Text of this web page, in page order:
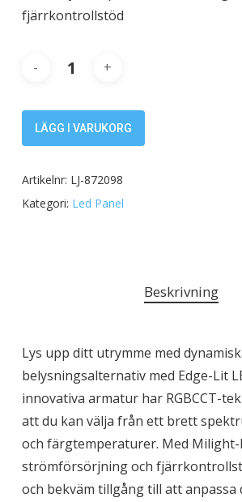
fjärrkontrollstöd
LÄGG I VARUKORG
Artikelnr: LJ-872098
Kategori: Led Panel
Beskrivning
Lys upp ditt utrymme med
belysningsalternativ med Edge-Lit
innovativa armatur har RGBCCT-
att du kan välja från ett brett
och färgtemperaturer. Med
strömförsörjning och
och bekväm tillgång till att anpassa